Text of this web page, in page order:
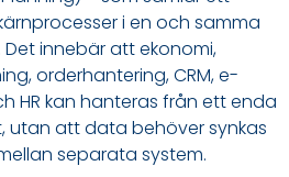
i en och samma
innebär att ekonomi,
orderhantering, CRM, e-
HR kan hanteras från ett enda
utan att data behöver synkas
separata system.